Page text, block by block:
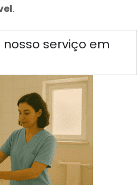
.
serviço em